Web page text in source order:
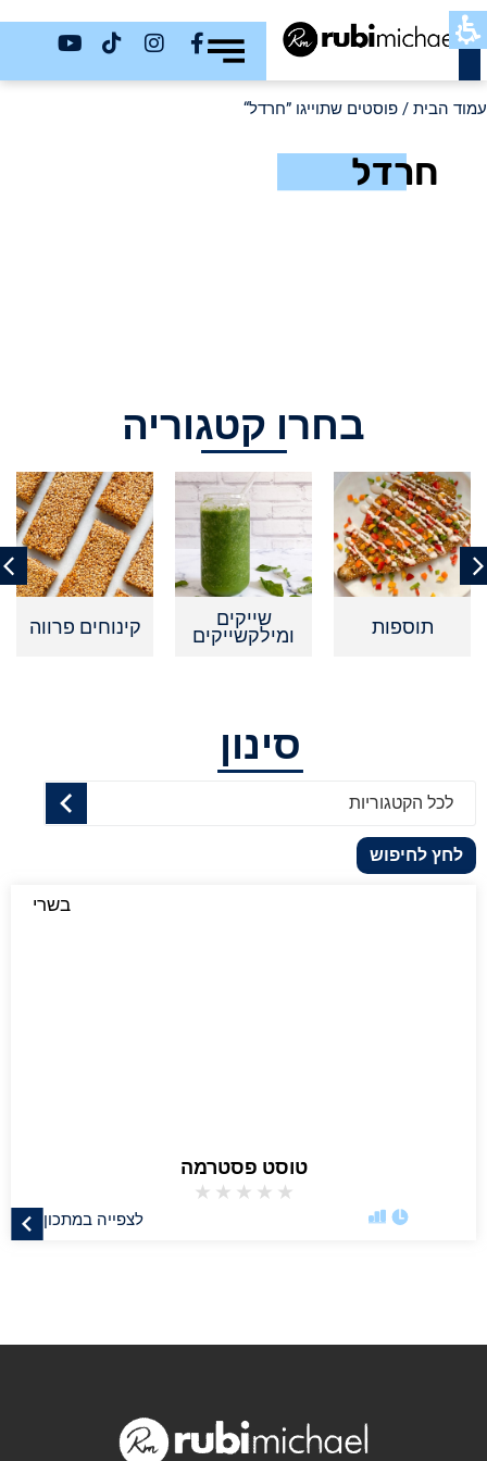
כשר
עמוד הבית / פוסטים שתוייגו ”חרדל“
חרדל
בחרו קטגוריה
תוספות שייקים
ומילקשייקים קינוחים פרווה
סינון
לכל הקטגוריות
לחץ לחיפוש
בשרי
טוסט פסטרמה
★
★
★
★
★
לצפייה במתכון